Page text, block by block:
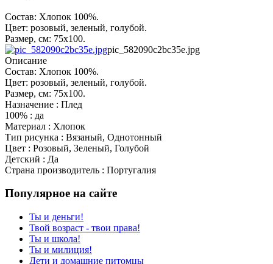
Состав: Хлопок 100%.
Цвет: розовый, зеленый, голубой.
Размер, см: 75х100.
pic_582090c2bc35e.jpg
Описание
Состав: Хлопок 100%.
Цвет: розовый, зеленый, голубой.
Размер, см: 75х100.
Назначение : Плед
100% : да
Материал : Хлопок
Тип рисунка : Вязаный, Однотонный
Цвет : Розовый, Зеленый, Голубой
Детский : Да
Страна производитель : Португалия
Популярное на сайте
Ты и деньги!
Твой возраст - твои права!
Ты и школа!
Ты и милиция!
Дети и домашние питомцы